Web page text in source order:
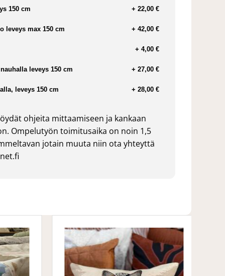
150 cm + 22,00 €
leveys max 150 cm + 42,00 €
+ 4,00 €
leveys 150 cm + 27,00 €
leveys 150 cm + 28,00 €
ohjeita mittaamiseen ja kankaan
Ompelutyön toimitusaika on noin 1,5
jotain muuta niin ota yhteyttä